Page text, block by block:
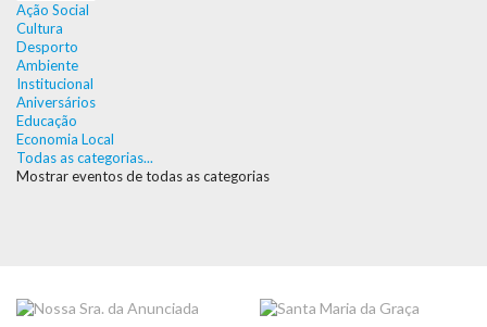
Ação Social
Cultura
Desporto
Ambiente
Institucional
Aniversários
Educação
Economia Local
Todas as categorias...
Mostrar eventos de todas as categorias